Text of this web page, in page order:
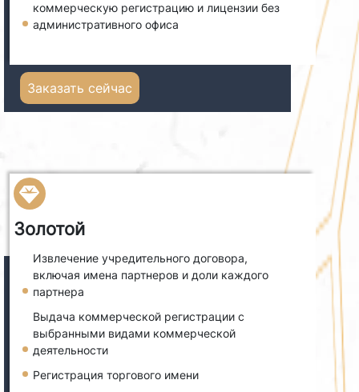
Заказать сейчас
коммерческую регистрацию и лицензии без
административного офиса
Золотой
Извлечение учредительного договора,
включая имена партнеров и доли каждого
партнера
Выдача коммерческой регистрации с
выбранными видами коммерческой
деятельности
Регистрация торгового имени